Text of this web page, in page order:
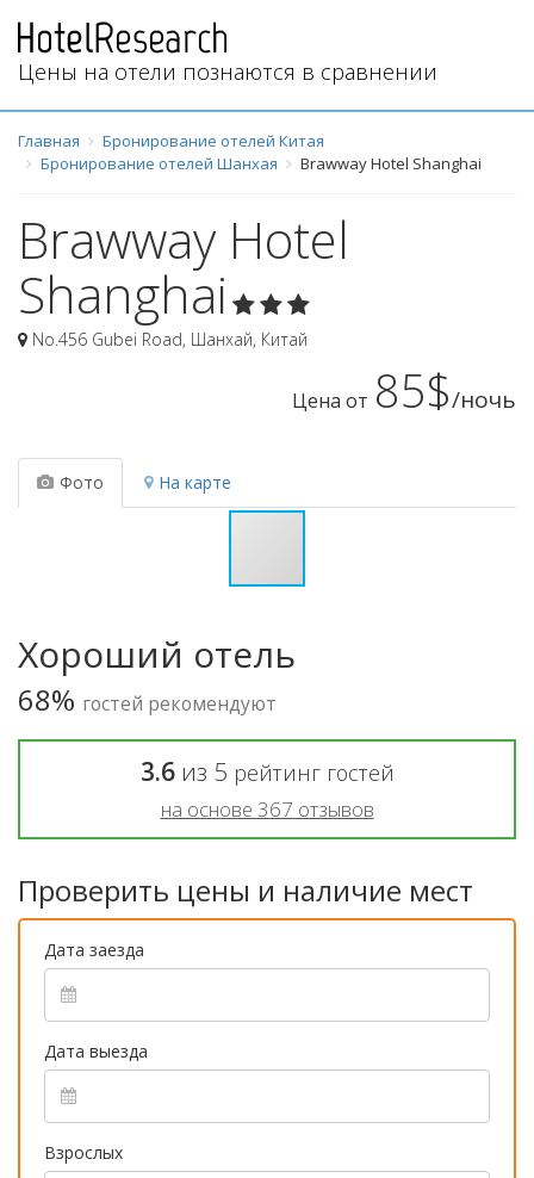
Цены на отели познаются в сравнении
Главная
Бронирование отелей Китая
Бронирование отелей Шанхая
Brawway Hotel Shanghai
Brawway Hotel
Shanghai
No.456 Gubei Road, Шанхай, Китай
Цена от 85$/ночь
Фото На карте
Хороший отель
68% гостей рекомендуют
3.6из 5 рейтинг гостей
на основе 367 отзывов
Проверить цены и наличие мест
Дата заезда
Дата выезда
Взрослых